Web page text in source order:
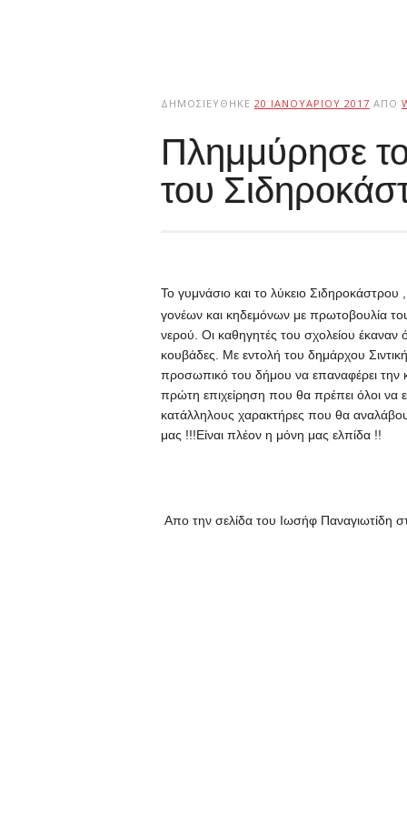
ΔΗΜΟΣΙΕΎΘΗΚΕ 20 ΙΑΝΟΥΑΡΊΟΥ 2017 ΑΠΌ
Πλημμύρησε
του
Το γυμνάσιο και το λύκειο
γονέων και κηδεμόνων με πρωτοβουλία
νερού. Οι καθηγητές του σχολείου έκαναν
κουβάδες. Με εντολή του δημάρχου
προσωπικό του δήμου να επαναφέρει την
πρώτη επιχείρηση που θα πρέπει όλοι να
κατάλληλους χαρακτήρες που θα
μας !!!Είναι πλέον η μόνη μας ελπίδα !!
Απο την σελίδα του Ιωσήφ Παναγιωτίδη